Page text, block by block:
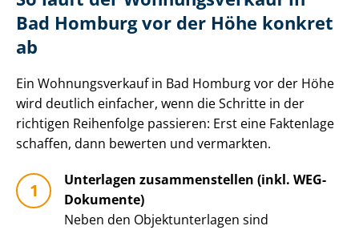
Bad Homburg vor der Höhe konkret
ab
Ein Wohnungsverkauf in Bad Homburg vor der Höhe
wird deutlich einfacher, wenn die Schritte in der
richtigen Reihenfolge passieren: Erst eine Faktenlage
schaffen, dann bewerten und vermarkten.
Unterlagen zusammenstellen (inkl. WEG-
Dokumente)
Neben den Ob­jekt­un­ter­la­gen sind